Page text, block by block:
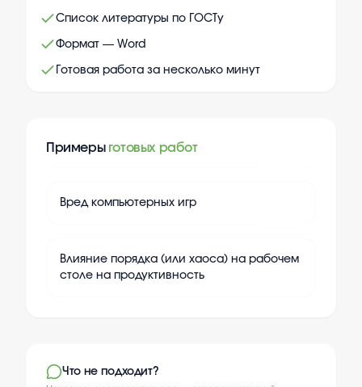
Список литературы по ГОСТу
Формат — Word
Готовая работа за несколько минут
Примеры готовых работ
Вред компьютерных игр
Влияние порядка (или хаоса) на рабочем
столе на продуктивность
Что не подходит?